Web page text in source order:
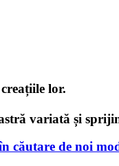
lor.
variată și
căutare de noi